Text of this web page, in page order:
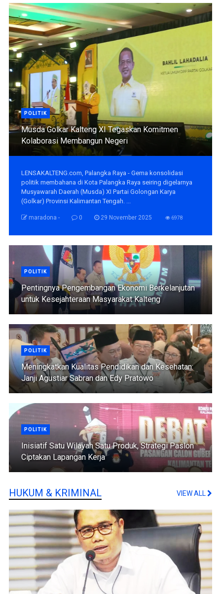
POLITIK
Musda Golkar Kalteng XI Tegaskan Komitmen
Kolaborasi Membangun Negeri
LENSAKALTENG.com, Palangka Raya - Gema konsolidasi
politik membahana di Kota Palangka Raya seiring digelarnya
Musyawarah Daerah (Musda) XI Partai Golongan Karya
(Golkar) Provinsi Kalimantan Tengah. ...
maradona - 0 29 November 2025 6978
POLITIK
Pentingnya Pengembangan Ekonomi Berkelanjutan
untuk Kesejahteraan Masyarakat Kalteng
POLITIK
Meningkatkan Kualitas Pendidikan dan Kesehatan:
Janji Agustiar Sabran dan Edy Pratowo
POLITIK
Inisiatif Satu Wilayah Satu Produk, Strategi Paslon
Ciptakan Lapangan Kerja
HUKUM & KRIMINAL VIEW ALL